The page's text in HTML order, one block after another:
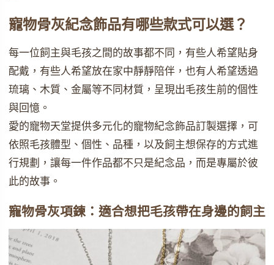
寵物骨灰紀念飾品有哪些款式可以選？
每一位飼主與毛孩之間的故事都不同，有些人希望貼身
配戴，有些人希望放在家中靜靜陪伴，也有人希望透過
琉璃、木質、金屬等不同材質，呈現出毛孩生前的個性
與回憶。
愛的寵物天堂提供多元化的寵物紀念飾品訂製選擇，可
依照毛孩體型、個性、品種，以及飼主想保存的方式進
行規劃，讓每一件作品都不只是紀念品，而是專屬於彼
此的故事。
寵物骨灰項鍊：適合想把毛孩帶在身邊的飼主